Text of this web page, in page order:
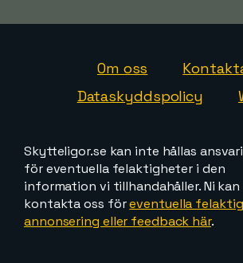
Om oss
Dataskyddspolicy
Skytteligor.se kan inte hållas
för eventuella felaktigheter i den
information vi tillhandahåller. Ni kan
kontakta oss föreventuella
annonsering eller feedback här.